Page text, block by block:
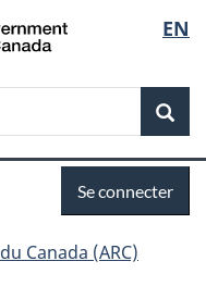
de
la
EN
connecter
Se connecter
Canada (ARC)